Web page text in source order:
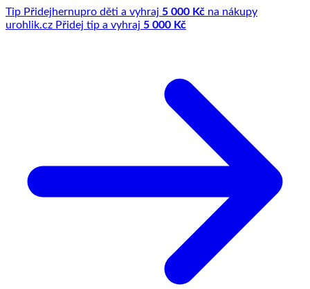
Tip Přidejhernupro děti a vyhraj 5 000 Kč na nákupy
urohlik.cz Přidej tip a vyhraj 5 000 Kč